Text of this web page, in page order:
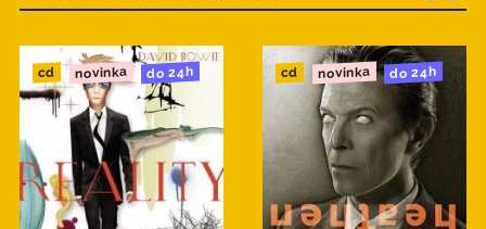
cd novinka do 24h cd novinka do 24h